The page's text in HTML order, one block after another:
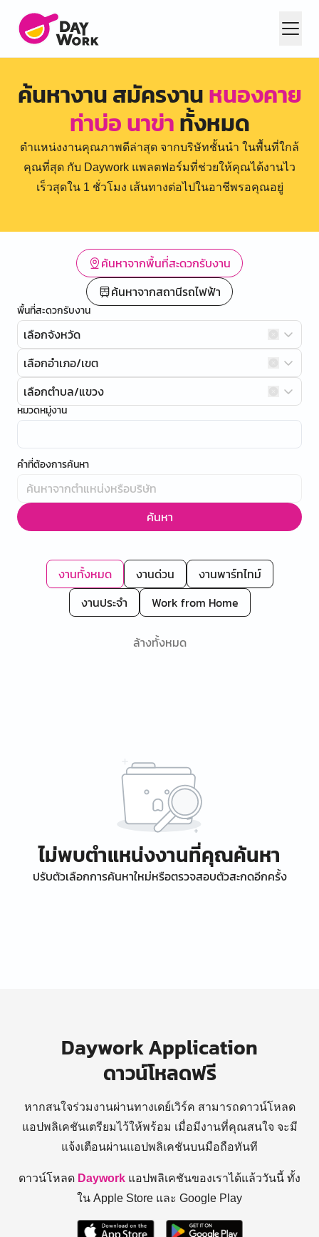
ค้นหางาน สมัครงานหนองคาย
ท่าบ่อ นาข่าทั้งหมด
ตำแหน่งงานคุณภาพดีล่าสุด จากบริษัทชั้นนำ ในพื้นที่ใกล้
คุณที่สุด กับ Daywork แพลตฟอร์มที่ช่วยให้คุณได้งานไว
เร็วสุดใน 1 ชั่วโมง เส้นทางต่อไปในอาชีพรอคุณอยู่
ค้นหาจากพื้นที่สะดวกรับงาน
ค้นหาจากสถานีรถไฟฟ้า
พื้นที่สะดวกรับงาน
เลือกจังหวัด
เลือกอำเภอ/เขต
เลือกตำบล/แขวง
หมวดหมู่งาน
คำที่ต้องการค้นหา
ค้นหา
งานทั้งหมด งานด่วน
งานพาร์ทไทม์
งานประจำ
Work from Home
ล้างทั้งหมด
ไม่พบตำแหน่งงานที่คุณค้นหา
ปรับตัวเลือกการค้นหาใหม่หรือตรวจสอบตัวสะกดอีกครั้ง
Daywork Application
ดาวน์โหลดฟรี
หากสนใจร่วมงานผ่านทางเดย์เวิร์ค สามารถดาวน์โหลด
แอปพลิเคชันเตรียมไว้ให้พร้อม เมื่อมีงานที่คุณสนใจ จะมี
แจ้งเตือนผ่านแอปพลิเคชันบนมือถือทันที
ดาวน์โหลด Daywork แอปพลิเคชันของเราได้แล้ววันนี้ ทั้ง
ใน Apple Store และ Google Play